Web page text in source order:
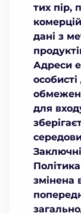
тих пір,
дані з
Адреси
для
змінена